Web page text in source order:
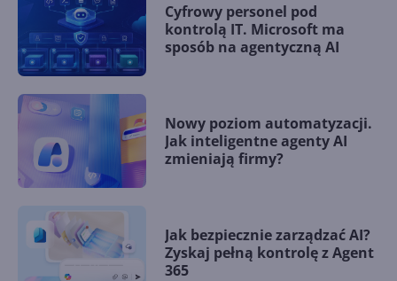
Cyfrowy personel pod
kontrolą IT. Microsoft ma
sposób na agentyczną AI
Nowy poziom automatyzacji.
Jak inteligentne agenty AI
zmieniają firmy?
Jak bezpiecznie zarządzać AI?
Zyskaj pełną kontrolę z Agent
365